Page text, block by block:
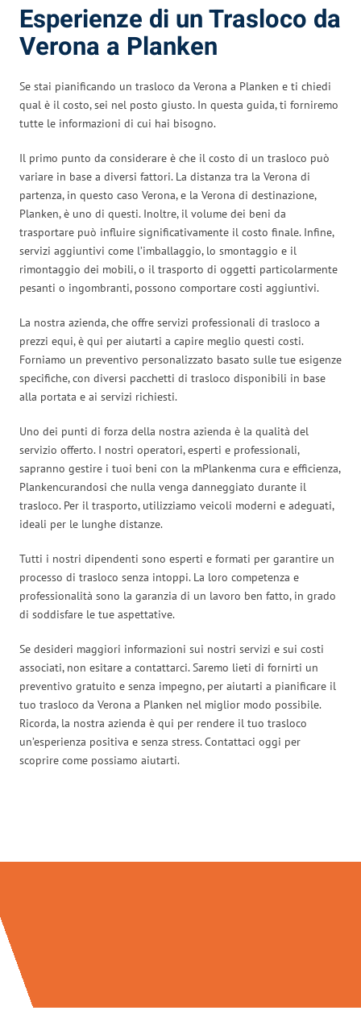
Esperienze di un Trasloco da
Verona a Planken
Se stai pianificando un trasloco da Verona a Planken e ti chiedi
qual è il costo, sei nel posto giusto. In questa guida, ti forniremo
tutte le informazioni di cui hai bisogno.
Il primo punto da considerare è che il costo di un trasloco può
variare in base a diversi fattori. La distanza tra la Verona di
partenza, in questo caso Verona, e la Verona di destinazione,
Planken, è uno di questi. Inoltre, il volume dei beni da
trasportare può influire significativamente il costo finale. Infine,
servizi aggiuntivi come l’imballaggio, lo smontaggio e il
rimontaggio dei mobili, o il trasporto di oggetti particolarmente
pesanti o ingombranti, possono comportare costi aggiuntivi.
La nostra azienda, che offre servizi professionali di trasloco a
prezzi equi, è qui per aiutarti a capire meglio questi costi.
Forniamo un preventivo personalizzato basato sulle tue esigenze
specifiche, con diversi pacchetti di trasloco disponibili in base
alla portata e ai servizi richiesti.
Uno dei punti di forza della nostra azienda è la qualità del
servizio offerto. I nostri operatori, esperti e professionali,
sapranno gestire i tuoi beni con la mPlankenma cura e efficienza,
Plankencurandosi che nulla venga danneggiato durante il
trasloco. Per il trasporto, utilizziamo veicoli moderni e adeguati,
ideali per le lunghe distanze.
Tutti i nostri dipendenti sono esperti e formati per garantire un
processo di trasloco senza intoppi. La loro competenza e
professionalità sono la garanzia di un lavoro ben fatto, in grado
di soddisfare le tue aspettative.
Se desideri maggiori informazioni sui nostri servizi e sui costi
associati, non esitare a contattarci. Saremo lieti di fornirti un
preventivo gratuito e senza impegno, per aiutarti a pianificare il
tuo trasloco da Verona a Planken nel miglior modo possibile.
Ricorda, la nostra azienda è qui per rendere il tuo trasloco
un’esperienza positiva e senza stress. Contattaci oggi per
scoprire come possiamo aiutarti.